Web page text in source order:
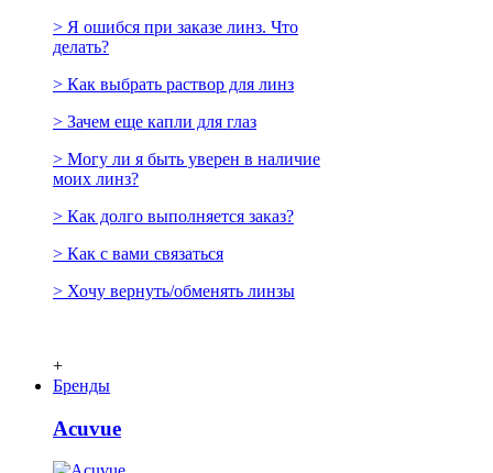
> Я ошибся при заказе линз. Что
делать?
> Как выбрать раствор для линз
> Зачем еще капли для глаз
> Могу ли я быть уверен в наличие
моих линз?
> Как долго выполняется заказ?
> Как с вами связаться
> Хочу вернуть/обменять линзы
+
Бренды
Acuvue